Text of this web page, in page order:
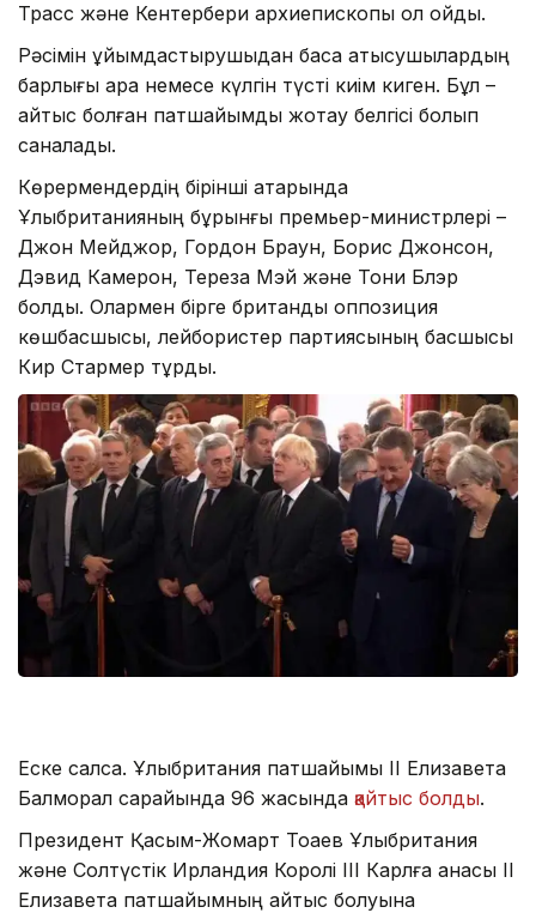
Трасс және Кентербери архиепископы қол қойды.
Рәсімін ұйымдастырушыдан басқа қатысушылардың
барлығы қара немесе күлгін түсті киім киген. Бұл –
қайтыс болған патшайымды жоқтау белгісі болып
саналады.
Көрермендердің бірінші қатарында
Ұлыбританияның бұрынғы премьер-министрлері –
Джон Мейджор, Гордон Браун, Борис Джонсон,
Дэвид Камерон, Тереза Мэй және Тони Блэр
болды. Олармен бірге британдық оппозиция
көшбасшысы, лейбористер партиясының басшысы
Кир Стармер тұрды.
Еске салсақ. Ұлыбритания патшайымы II Елизавета
Балморал сарайында 96 жасында қайтыс болды.
Президент Қасым-Жомарт Тоқаев Ұлыбритания
және Солтүстік Ирландия Королі ІІІ Карлға анасы II
Елизавета патшайымның қайтыс болуына